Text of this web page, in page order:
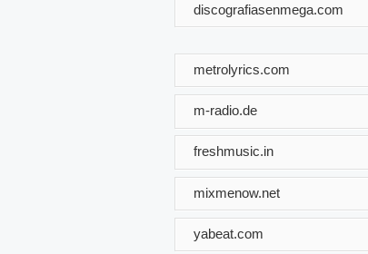
discografiasenmega.com
metrolyrics.com
m-radio.de
freshmusic.in
mixmenow.net
yabeat.com